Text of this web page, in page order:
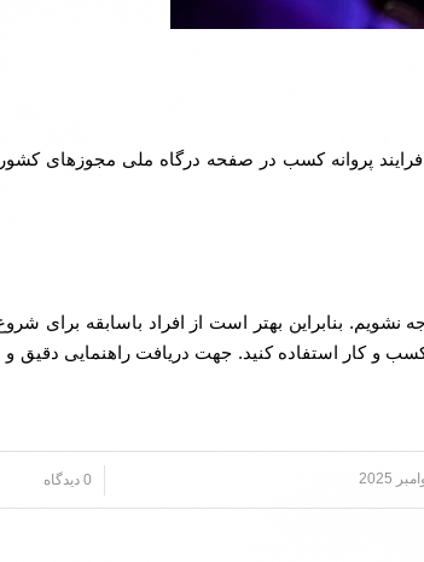
پروانه کسب در صفحه درگاه ملی مجوزهای کشور
بنابراین بهتر است از افراد باسابقه برای
و کار استفاده کنید. جهت دریافت راهنمایی دقیق
0 دیدگاه